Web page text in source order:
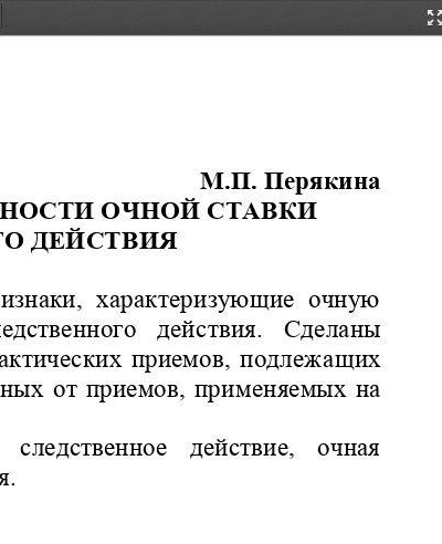
М.П. Перякина
ОЧНОЙ СТАВКИ
ДЕЙСТВИЯ
характеризующие  очную
действия.   Сделаны
приемов,  подлежащих
от приемов, применяемых на
следственное   действие,   очная